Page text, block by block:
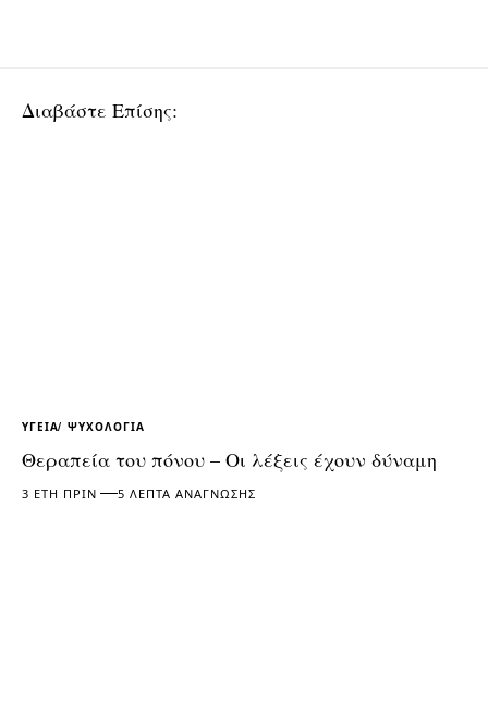
Διαβάστε Επίσης:
ΥΓΕΊΑ ΨΥΧΟΛΟΓΊΑ
Θεραπεία του πόνου – Οι λέξεις έχουν δύναμη
3 ΈΤΗ ΠΡΙΝ 5 ΛΕΠΤΆ ΑΝΆΓΝΩΣΗΣ